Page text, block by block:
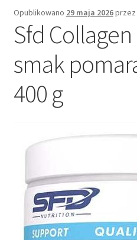
Koszyk
Opublikowano 29 maja 2026przez
Sfd
smak
400 g